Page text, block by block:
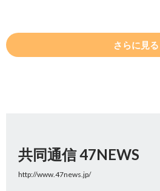
さらに見る
共同通信 47NEWS
http://www.47news.jp/